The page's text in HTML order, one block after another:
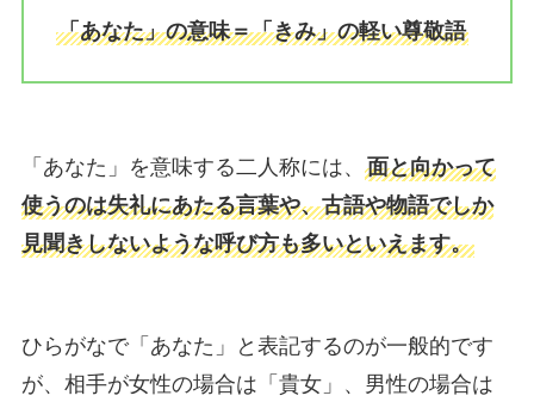
「あなた」の意味＝「きみ」の軽い尊敬語
「あなた」を意味する二人称には、 面と向かって
使うのは失礼にあたる言葉や、古語や物語でしか
見聞きしないような呼び方も多いといえます。
ひらがなで「あなた」と表記するのが一般的です
が、相手が女性の場合は「貴女」、男性の場合は